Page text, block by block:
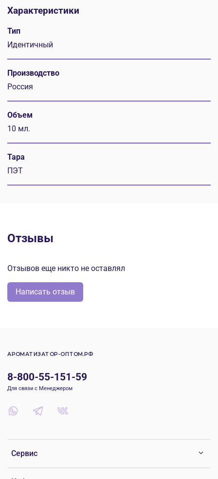
Характеристики
Тип
Идентичный
Производство
Россия
Объем
10 мл.
Тара
ПЭТ
Отзывы
Отзывов еще никто не оставлял
Написать отзыв
Сервис
8-800-55-151-59
Для связи с Менеджером
АРОМАТИЗАТОР-ОПТОМ.РФ